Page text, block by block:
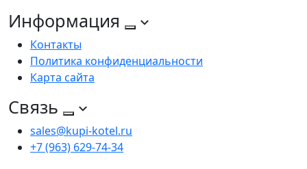
Информация
Контакты
Политика конфиденциальности
Карта сайта
Связь
sales@kupi-kotel.ru
+7 (963) 629-74-34